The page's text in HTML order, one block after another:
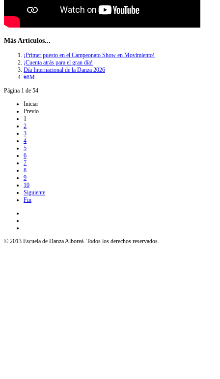
Más Artículos...
¡Primer puesto en el Campeonato Show en Movimiento!
¡Cuenta atrás para el gran día!
Día Internacional de la Danza 2026
#8M
Página 1 de 54
Iniciar
Previo
1
2
3
4
5
6
7
8
9
10
Siguiente
Fin
© 2013 Escuela de Danza Alboreá. Todos los derechos reservados.